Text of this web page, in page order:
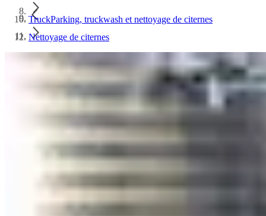
TruckParking, truckwash et nettoyage de citernes
Nettoyage de citernes